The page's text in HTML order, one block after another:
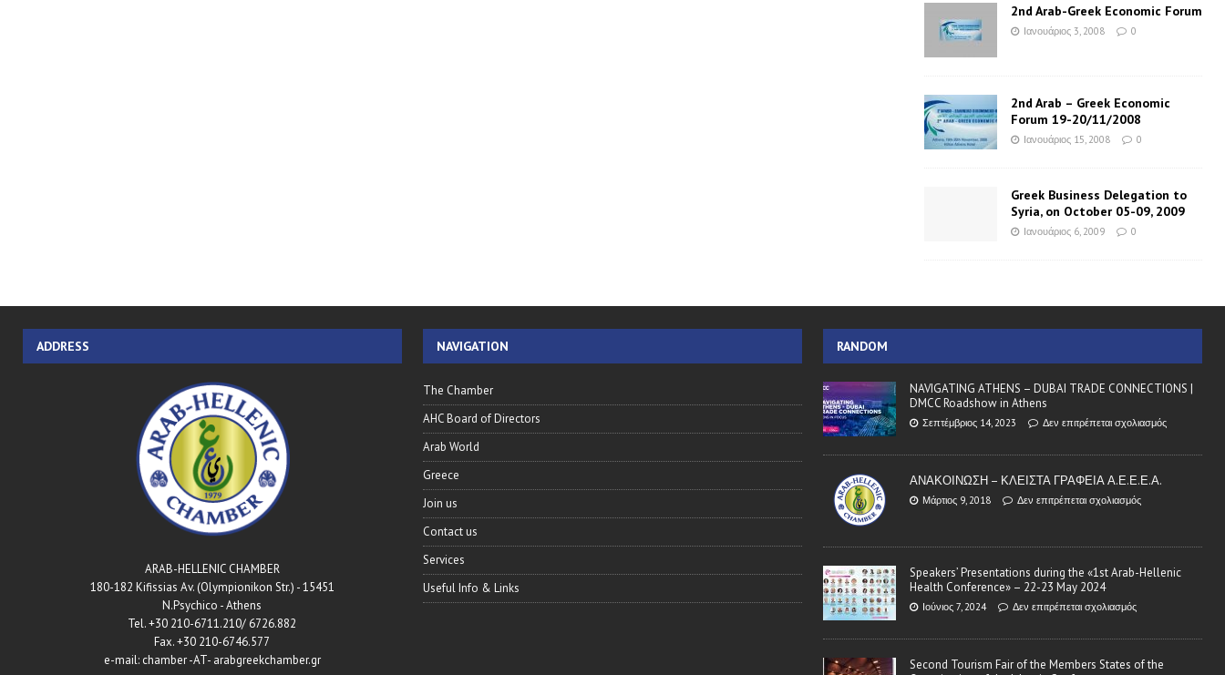
2nd Arab-Greek Economic Forum
Ιανουάριος 3, 2008 0
2nd Arab – Greek Economic
Forum 19-20/11/2008
Ιανουάριος 15, 2008 0
Greek Business Delegation to
Syria, on October 05-09, 2009
Ιανουάριος 6, 2009 0
ADDRESS
ARAB-HELLENIC CHAMBER
180-182 Kifissias Av. (Olympionikon Str.) - 15451
N.Psychico - Athens
Tel. +30 210-6711.210/ 6726.882
Fax. +30 210-6746.577
e-mail: chamber -AT- arabgreekchamber.gr
NAVIGATION
The Chamber
AHC Board of Directors
Arab World
Greece
Join us
Contact us
Services
Useful Info & Links
RANDOM
NAVIGATING ATHENS – DUBAI TRADE CONNECTIONS |
DMCC Roadshow in Athens
Σεπτέμβριος 14, 2023 Δεν επιτρέπεται σχολιασμός
ΑΝΑΚΟΙΝΩΣΗ – ΚΛΕΙΣΤΑ ΓΡΑΦΕΙΑ Α.Ε.Ε.Ε.Α.
Μάρτιος 9, 2018 Δεν επιτρέπεται σχολιασμός
Speakers’ Presentations during the «1st Arab-Hellenic
Health Conference» – 22-23 May 2024
Ιούνιος 7, 2024 Δεν επιτρέπεται σχολιασμός
Second Tourism Fair of the Members States of the